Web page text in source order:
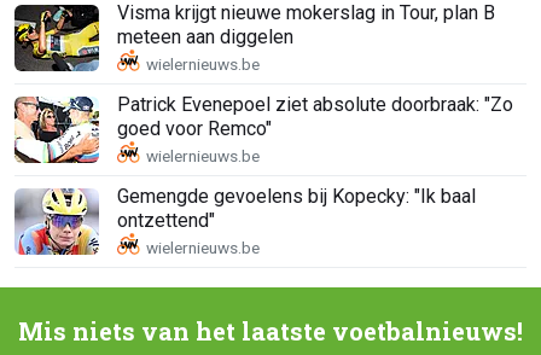
Visma krijgt nieuwe mokerslag in Tour, plan B
meteen aan diggelen
Patrick Evenepoel ziet absolute doorbraak: "Zo
goed voor Remco"
Gemengde gevoelens bij Kopecky: "Ik baal
ontzettend"
Mis niets van het laatste voetbalnieuws!